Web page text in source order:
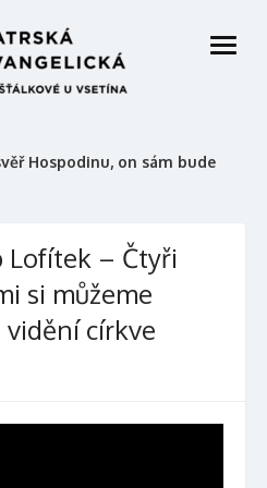
Hospodinu, on sám bude
open
Lofítek – Čtyři
si můžeme
církve